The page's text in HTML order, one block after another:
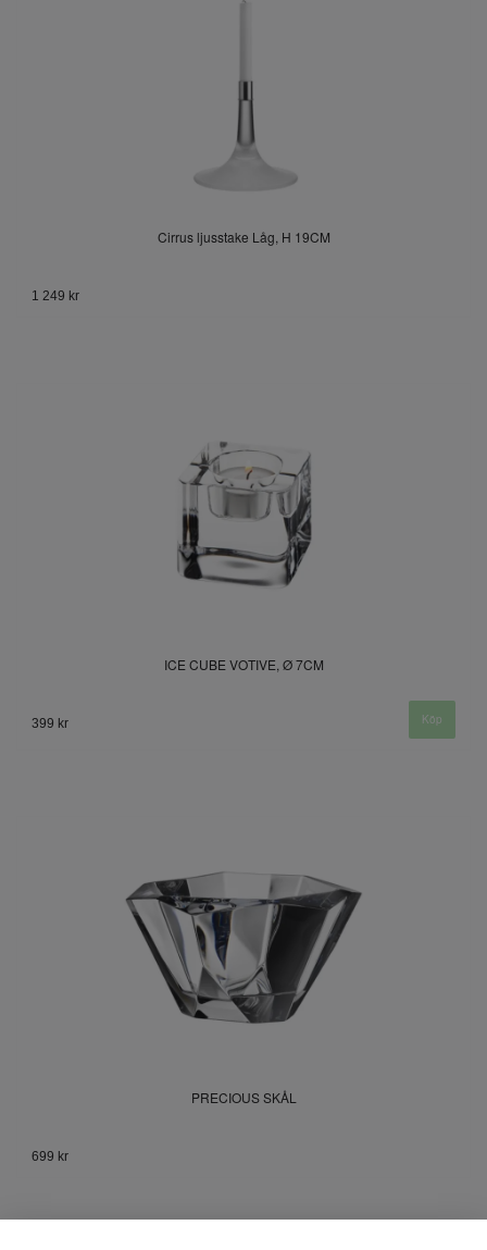
Cirrus ljusstake Låg, H 19CM
1 249 kr
ICE CUBE VOTIVE, Ø 7CM
399 kr
PRECIOUS SKÅL
699 kr